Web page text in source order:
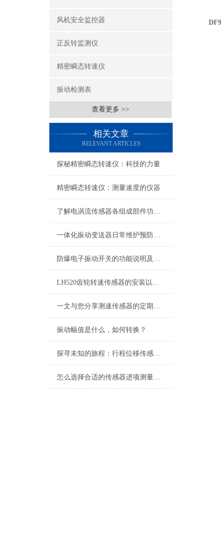
风机安全监控器
正反转监测仪
精密瞬态转速仪
振动检测表
查看更多 >>
相关文章
RELEVANT ARTICLES
探秘精密瞬态转速仪：科技的力量
精密瞬态转速仪：测量速度的仪器
了解电涡流传感器各组成部件功能特点才能更好的使用它
一体化振动变送器日常维护预防工作
防爆电子振动开关的功能说明及操作使用
LH520齿轮转速传感器的安装以及问题解决方法
一文与您分享测速传感器的定期维护保养方法
振动幅值是什么，如何转换？
探寻未知的旅程：行程位移传感器的奇妙之旅
怎么选择合适的传感器进项测量，减少传感器测试带来的影响？